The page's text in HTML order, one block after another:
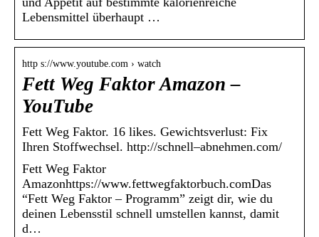
Lebensmittel überhaupt …
http s://www.youtube.com › watch
Fett Weg Faktor Amazon –
YouTube
Fett Weg Faktor. 16 likes. Gewichtsverlust: Fix
Ihren Stoffwechsel. http://schnell–abnehmen.com/
Fett Weg Faktor
Amazonhttps://www.fettwegfaktorbuch.comDas
“Fett Weg Faktor – Programm” zeigt dir, wie du
deinen Lebensstil schnell umstellen kannst, damit
d…